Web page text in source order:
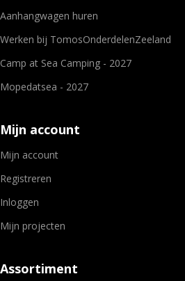
Aanhangwagen huren
Werken bij TomosOnderdelenZeeland
Camp at Sea Camping - 2027
Mopedatsea - 2027
Mijn account
Mijn account
Registreren
Inloggen
Mijn projecten
Assortiment